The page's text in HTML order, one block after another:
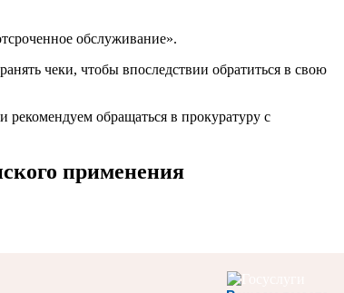
обслуживание».
чеки, чтобы впоследствии обратиться в свою
рекомендуем обращаться в прокуратуру с
применения